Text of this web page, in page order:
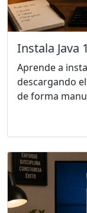
Instala Java
Aprende a
descargando
de forma